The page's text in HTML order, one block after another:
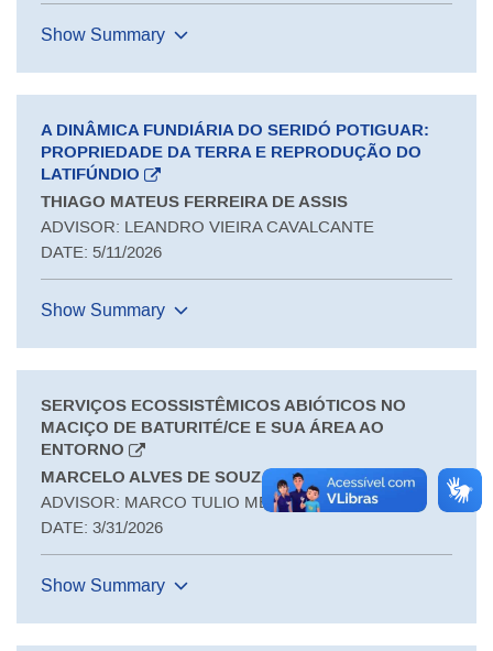
Show Summary
A DINÂMICA FUNDIÁRIA DO SERIDÓ POTIGUAR:
PROPRIEDADE DA TERRA E REPRODUÇÃO DO
LATIFÚNDIO
THIAGO MATEUS FERREIRA DE ASSIS
ADVISOR: LEANDRO VIEIRA CAVALCANTE
DATE: 5/11/2026
Show Summary
SERVIÇOS ECOSSISTÊMICOS ABIÓTICOS NO
MACIÇO DE BATURITÉ/CE E SUA ÁREA AO
ENTORNO
MARCELO ALVES DE SOUZA
ADVISOR: MARCO TULIO MENDONCA DINIZ
DATE: 3/31/2026
Show Summary